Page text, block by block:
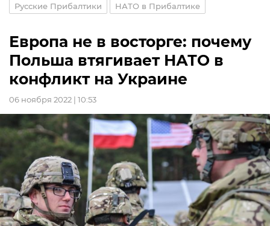
Русские Прибалтики НАТО в Прибалтике
Европа не в восторге: почему
Польша втягивает НАТО в
конфликт на Украине
06 ноября 2022 | 10:53